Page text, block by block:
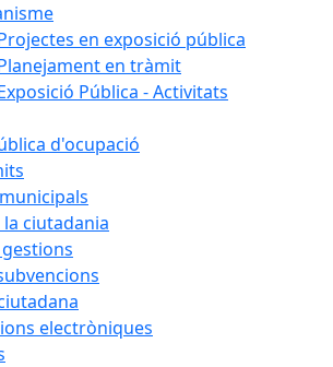
en exposició pública
en tràmit
Pública - Activitats
d'ocupació
la ciutadania
electròniques